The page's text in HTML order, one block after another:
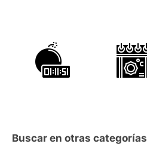
Buscar en otras categorías